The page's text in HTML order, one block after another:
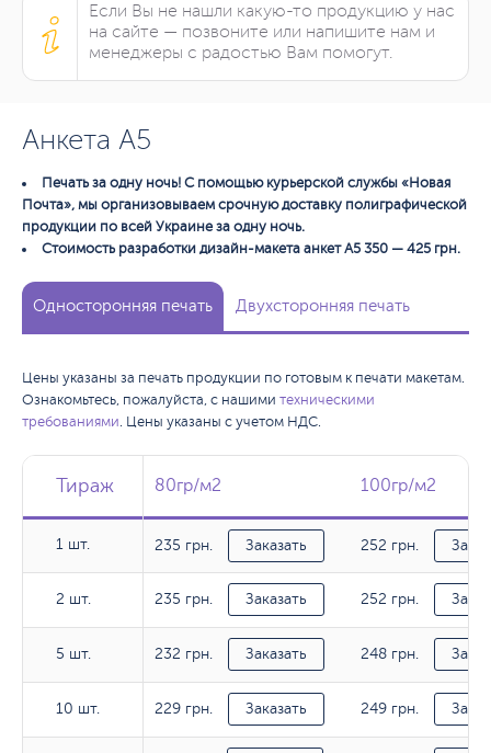
Если Вы не нашли какую-то продукцию у нас
на сайте — позвоните или напишите нам и
менеджеры с радостью Вам помогут.
Анкета А5
Печать за одну ночь! С помощью курьерской службы «Новая
Почта», мы организовываем срочную доставку полиграфической
продукции по всей Украине за одну ночь.
Стоимость разработки дизайн-макета анкет А5 350 — 425 грн.
Односторонняя печать Двухсторонняя печать
Цены указаны за печать продукции по готовым к печати макетам.
Ознакомьтесь, пожалуйста, с нашими техническими
требованиями. Цены указаны с учетом НДС.
Тираж
1 шт.
2 шт.
5 шт.
10 шт.
Тираж 80гр/м2 100гр/м2
Тираж 80гр/м2 100гр/м2
1 шт. 235 грн. Заказать 252 грн.
2 шт. 235 грн. Заказать 252 грн.
5 шт. 232 грн. Заказать 248 грн.
10 шт. 229 грн. Заказать 249 грн.